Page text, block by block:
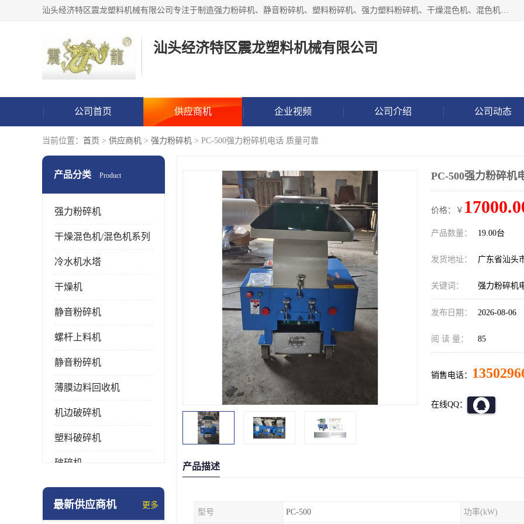
汕头经济特区震龙塑料机械有限公司专注于制造强力粉碎机、静音粉碎机、塑料粉碎机、强力塑料粉碎机、干燥混色机、混色机、冷水机、上料机等塑料辅助机械。
汕头经济特区震龙塑料机械有限公司
公司首页 供应商机 企业视频 公司介绍 公司动态
当前位置： 首页 > 供应商机 > 强力粉碎机 > PC-500强力粉碎机电话 质量可靠
产品分类 Product
强力粉碎机
干燥混色机/混色机系列
冷水机水塔
干燥机
静音粉碎机
螺杆上料机
静音粉碎机
薄膜边料回收机
机边破碎机
塑料破碎机
破碎机
强力粉碎机
最新供应商机 更多
PC-500强力粉碎机
价格：￥
产品数量： 19.00台
发货地址： 广东省汕头
关键词： 强力粉碎机
发布日期： 2026-08-06
阅 读 量： 85
销售电话：
在线QQ：
产品描述
型号 PC-500 功率(kW)